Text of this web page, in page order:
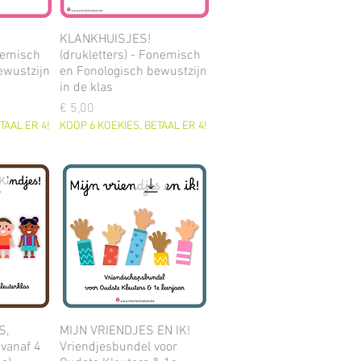
ER 4!
KLANKHUISJES!
(drukletters) - Fonemisch
en Fonologisch bewustzijn
in de klas
Prijs
€ 5,00
KOOP 6 KOEKIES, BETAAL ER 4!
4
MIJN VRIENDJES EN IK!
Vriendjesbundel voor